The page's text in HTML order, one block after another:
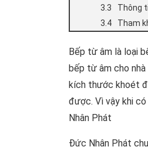
Thông
Tham
Bếp từ âm là loại
bếp từ âm cho
kích thước khoét
được. Vì vậy khi
Nhân Phát
Đức Nhân Phát